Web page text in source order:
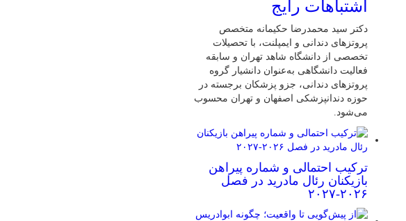
اشتباهات رایج
دکتر سید محمدرضا حکیمانه متخصص
پروتزهای دندانی و ایمپلنت، با تحصیلات
تخصصی از دانشگاه شاهد تهران و سابقه
فعالیت دانشگاهی به‌عنوان دانشیار گروه
پروتزهای دندانی، جزو پزشکان برجسته در
حوزه دندانپزشکی اصفهان و تهران محسوب
می‌شود.
ترکیب احتمالی و شماره پیراهن
بازیکنان رئال مادرید در فصل
۲۰۲۶-۲۰۲۷